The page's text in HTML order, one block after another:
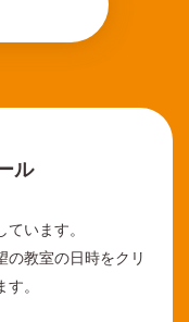
ル
います。
の教室の日時をクリ
。